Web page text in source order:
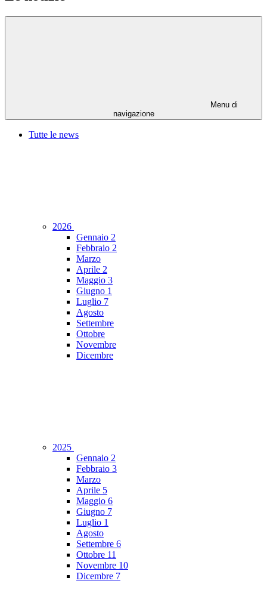
Menu di
navigazione
Tutte le news
2026
Gennaio 2
Febbraio 2
Marzo
Aprile 2
Maggio 3
Giugno 1
Luglio 7
Agosto
Settembre
Ottobre
Novembre
Dicembre
2025
Gennaio 2
Febbraio 3
Marzo
Aprile 5
Maggio 6
Giugno 7
Luglio 1
Agosto
Settembre 6
Ottobre 11
Novembre 10
Dicembre 7